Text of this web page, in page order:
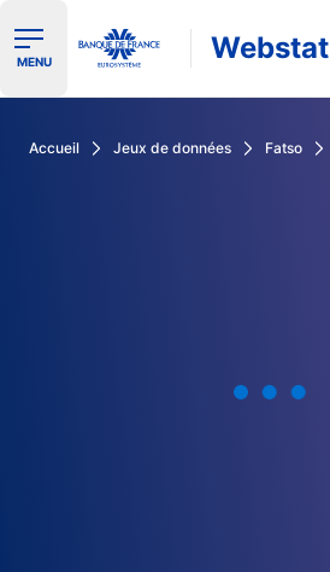
Ouvrir le menu de navigation
MENU Webstat
Accueil Jeux de données Fatso